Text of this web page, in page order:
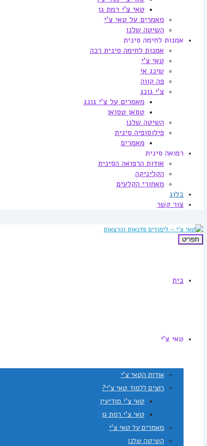
טאי צ'י רמת גן
מאמרים על טאי צ'י
השיטה שלנו
אמנות לחימה סינית
אמנות לחימה סינית רכה
טאי צ'י
שינג אי
פה קווה
צ'י גונג
מאמרים על צ'י גונג
טסאן טסואן
השיטה שלנו
פילוסופיה סינית
מאמרים
רפואה סינית
אודות הרפואה הסינית
הקליניקה
מאחורי הקלעים
בלוג
צור קשר
תפריט
בית
טאי צ'י
אודות הטאי צ'י
רוצים ללמוד טאי צ'י?
טאי צ'י מודיעין
טאי צ'י רמת גן
מאמרים על טאי צ'י
השיטה שלנו